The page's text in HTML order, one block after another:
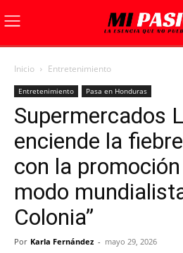
Inicio Entretenimiento
Entretenimiento Pasa en Honduras
Supermercados
enciende la
con la
modo
Colonia”
Por Karla Fernández - mayo 29, 2026